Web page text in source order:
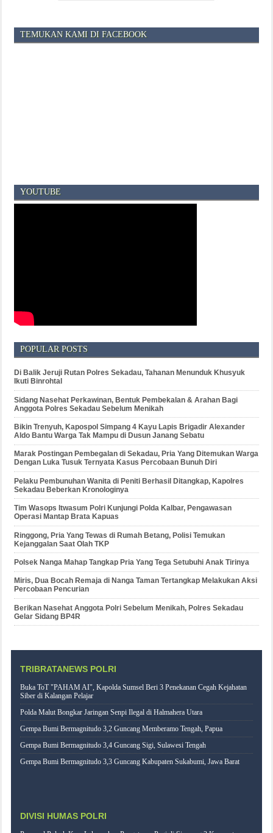
TEMUKAN KAMI DI FACEBOOK
YOUTUBE
POPULAR POSTS
Di Balik Jeruji Rutan Polres Sekadau, Tahanan Menunduk Khusyuk
Ikuti Binrohtal
Sidang Nasehat Perkawinan, Bentuk Pembekalan & Arahan Bagi
Anggota Polres Sekadau Sebelum Menikah
Bikin Trenyuh, Kapospol Simpang 4 Kayu Lapis Brigadir Alexander
Aldo Bantu Warga Tak Mampu di Dusun Janang Sebatu
Marak Postingan Pembegalan di Sekadau, Pria Yang Ditemukan Warga
Dengan Luka Tusuk Ternyata Kasus Percobaan Bunuh Diri
Pelaku Pembunuhan Wanita di Peniti Berhasil Ditangkap, Kapolres
Sekadau Beberkan Kronologinya
Tim Wasops Itwasum Polri Kunjungi Polda Kalbar, Pengawasan
Operasi Mantap Brata Kapuas
Ringgong, Pria Yang Tewas di Rumah Betang, Polisi Temukan
Kejanggalan Saat Olah TKP
Polsek Nanga Mahap Tangkap Pria Yang Tega Setubuhi Anak Tirinya
Miris, Dua Bocah Remaja di Nanga Taman Tertangkap Melakukan Aksi
Percobaan Pencurian
Berikan Nasehat Anggota Polri Sebelum Menikah, Polres Sekadau
Gelar Sidang BP4R
TRIBRATANEWS POLRI
Buka ToT "PAHAM AI", Kapolda Sumsel Beri 3 Penekanan Cegah Kejahatan
Siber di Kalangan Pelajar
Polda Malut Bongkar Jaringan Senpi Ilegal di Halmahera Utara
Gempa Bumi Bermagnitudo 3,2 Guncang Memberamo Tengah, Papua
Gempa Bumi Bermagnitudo 3,4 Guncang Sigi, Sulawesi Tengah
Gempa Bumi Bermagnitudo 3,3 Guncang Kabupaten Sukabumi, Jawa Barat
DIVISI HUMAS POLRI